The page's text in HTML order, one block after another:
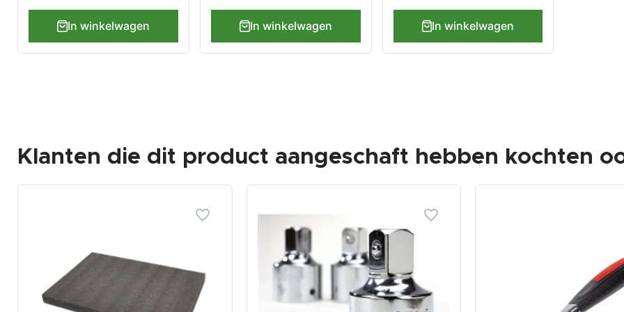
In winkelwagen In winkelwagen In winkelwagen
Klanten die dit product aangeschaft hebben kochten